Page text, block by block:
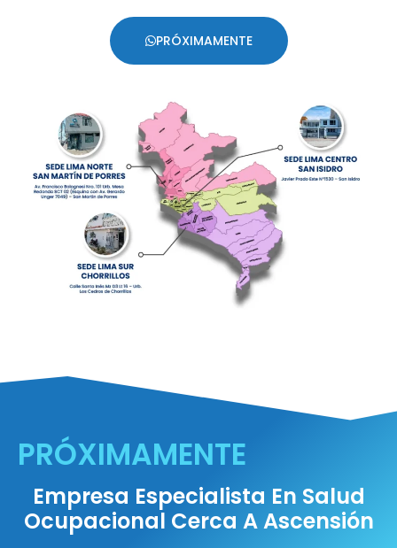
PRÓXIMAMENTE
PRÓXIMAMENTE
Empresa Especialista En Salud
Ocupacional Cerca A Ascensión